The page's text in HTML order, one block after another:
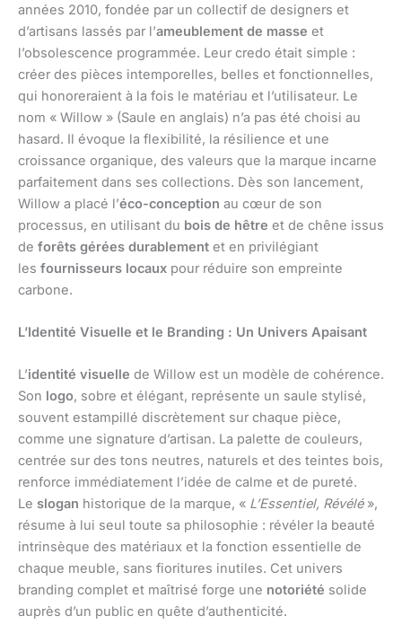
années 2010, fondée par un collectif de designers et
d’artisans lassés par l’ameublement de masse et
l’obsolescence programmée. Leur credo était simple :
créer des pièces intemporelles, belles et fonctionnelles,
qui honoreraient à la fois le matériau et l’utilisateur. Le
nom « Willow » (Saule en anglais) n’a pas été choisi au
hasard. Il évoque la flexibilité, la résilience et une
croissance organique, des valeurs que la marque incarne
parfaitement dans ses collections. Dès son lancement,
Willow a placé l’éco-conception au cœur de son
processus, en utilisant du bois de hêtre et de chêne issus
de forêts gérées durablement et en privilégiant
les fournisseurs locaux pour réduire son empreinte
carbone.
L’Identité Visuelle et le Branding : Un Univers Apaisant
L’identité visuelle de Willow est un modèle de cohérence.
Son logo, sobre et élégant, représente un saule stylisé,
souvent estampillé discrètement sur chaque pièce,
comme une signature d’artisan. La palette de couleurs,
centrée sur des tons neutres, naturels et des teintes bois,
renforce immédiatement l’idée de calme et de pureté.
Le slogan historique de la marque, « L’Essentiel, Révélé»,
résume à lui seul toute sa philosophie : révéler la beauté
intrinsèque des matériaux et la fonction essentielle de
chaque meuble, sans fioritures inutiles. Cet univers
branding complet et maîtrisé forge une notoriété solide
auprès d’un public en quête d’authenticité.